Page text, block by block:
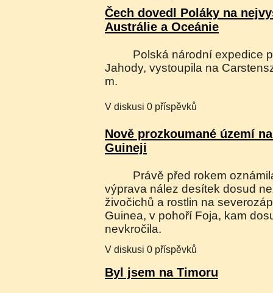
Čech dovedl Poláky na
Austrálie a Oceánie
Polská národní expedice pod vedením Petra
Jahody, vystoupila na
m.
V diskusi 0 příspěvků
Nově prozkoumané území
Guineji
Právě před rokem oznámila australsko-americká
výprava nález desítek dosud
živočichů a rostlin na
Guinea, v pohoří Foja, kam
nevkročila.
V diskusi 0 příspěvků
Byl jsem na Timoru